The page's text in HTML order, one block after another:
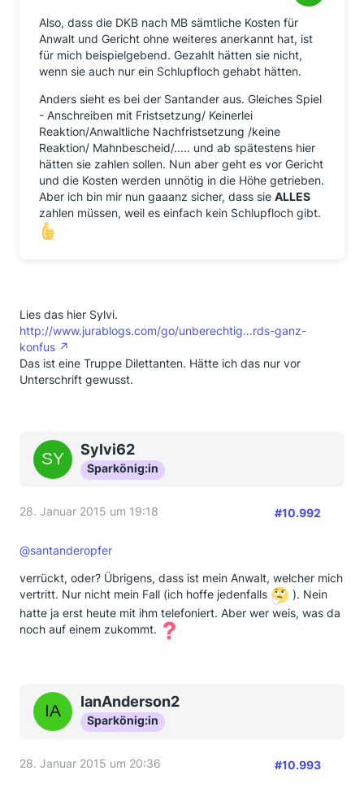
Also, dass die DKB nach MB sämtliche Kosten für
Anwalt und Gericht ohne weiteres anerkannt hat, ist
für mich beispielgebend. Gezahlt hätten sie nicht,
wenn sie auch nur ein Schlupfloch gehabt hätten.
Anders sieht es bei der Santander aus. Gleiches Spiel
- Anschreiben mit Fristsetzung/ Keinerlei
Reaktion/Anwaltliche Nachfristsetzung /keine
Reaktion/ Mahnbescheid/..... und ab spätestens hier
hätten sie zahlen sollen. Nun aber geht es vor Gericht
und die Kosten werden unnötig in die Höhe getrieben.
Aber ich bin mir nun gaaanz sicher, dass sie ALLES
zahlen müssen, weil es einfach kein Schlupfloch gibt.
Lies das hier Sylvi.
http://www.jurablogs.com/go/unberechtig…rds-ganz-
konfus
Das ist eine Truppe Dilettanten. Hätte ich das nur vor
Unterschrift gewusst.
Sylvi62
Sparkönig:in
28. Januar 2015 um 19:18 #10.992
@santanderopfer
verrückt, oder? Übrigens, dass ist mein Anwalt, welcher mich
vertritt. Nur nicht mein Fall (ich hoffe jedenfalls
). Nein
hatte ja erst heute mit ihm telefoniert. Aber wer weis, was da
noch auf einem zukommt.
IanAnderson2
Sparkönig:in
28. Januar 2015 um 20:36 #10.993